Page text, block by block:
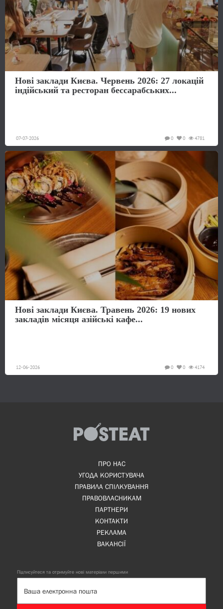
Нові заклади Києва. Червень 2026: 27 локацій
індійський та ресторан бессарабських...
07-07-2026 4781
0
0
Нові заклади Києва. Травень 2026: 19 нових
закладів місяця азійські кафе...
12-06-2026 4174
0
0
ПРО НАС
УГОДА КОРИСТУВАЧА
ПРАВИЛА СПІЛКУВАННЯ
ПРАВОВЛАСНИКАМ
ПАРТНЕРИ
КОНТАКТИ
РЕКЛАМА
ВАКАНСІЇ
Підписуйтеся та отримуйте нові матеріали першими